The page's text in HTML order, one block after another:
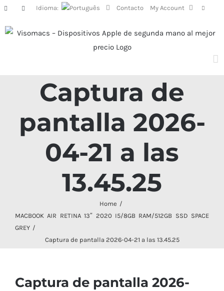
Skip
content
Facebook Instagram
Idioma: Contacto My Account
Captura de
pantalla 2026-
04-21 a las
13.45.25
Home
MACBOOK AIR RETINA 13″ 2020 I5/8GB RAM/512GB SSD SPACE
GREY
Captura de pantalla 2026-04-21 a las 13.45.25
Captura de pantalla 2026-